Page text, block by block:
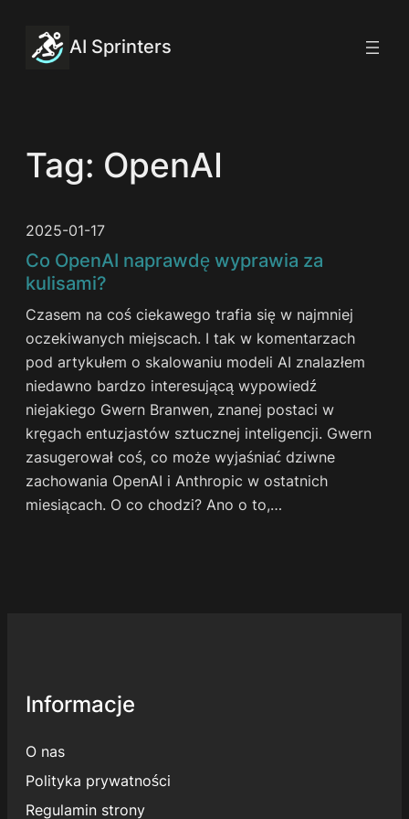
treści
AI Sprinters
Tag: OpenAI
2025-01-17
Co OpenAI naprawdę wyprawia za
kulisami?
Czasem na coś ciekawego trafia się w najmniej
oczekiwanych miejscach. I tak w komentarzach
pod artykułem o skalowaniu modeli AI znalazłem
niedawno bardzo interesującą wypowiedź
niejakiego Gwern Branwen, znanej postaci w
kręgach entuzjastów sztucznej inteligencji. Gwern
zasugerował coś, co może wyjaśniać dziwne
zachowania OpenAI i Anthropic w ostatnich
miesiącach. O co chodzi? Ano o to,…
Informacje
O nas
Polityka prywatności
Regulamin strony